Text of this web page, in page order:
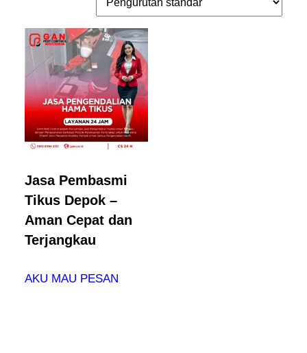
Jasa Pembasmi
Tikus Depok –
Aman Cepat dan
Terjangkau
AKU MAU PESAN